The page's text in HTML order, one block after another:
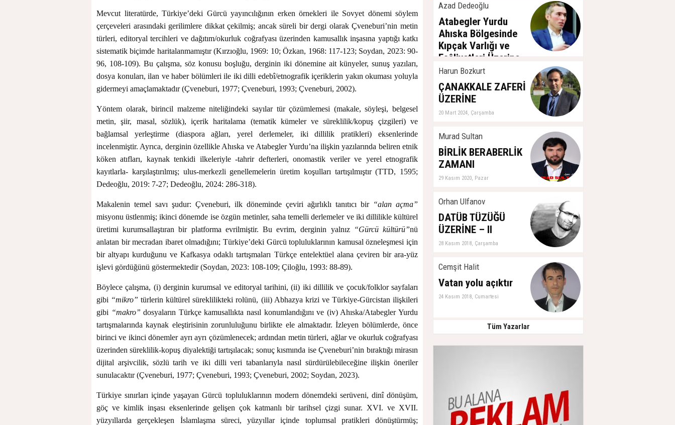
Mevcut literatürde, Türkiye’deki Gürcü yayıncılığının erken örnekleri ile Sovyet dönemi söylem
çerçeveleri arasındaki gerilimlere dikkat çekilmiş; ancak süreli bir dergi olarak Çveneburi’nin metin
türleri, editoryal tercihleri ve dağıtım/okurluk coğrafyası üzerinden kamusallık inşasına yaptığı katkı
sistematik biçimde haritalanmamıştır (Kırzıoğlu, 1969: 10; Özkan, 1968: 117-123; Soydan, 2023: 90-
96, 108-109). Bu çalışma, söz konusu boşluğu, derginin iki dönemine ait künyeler, sunuş yazıları,
dosya konuları, ilan ve haber bölümleri ile iki dilli edebî/etnografik içeriklerin yakın okuması yoluyla
gidermeyi amaçlamaktadır (Çveneburi, 1977; Çveneburi, 1993; Çveneburi, 2002).
Yöntem olarak, birincil malzeme niteliğindeki sayılar tür çözümlemesi (makale, söyleşi, belgesel
metin, şiir, masal, sözlük), içerik haritalama (tematik kümeler ve süreklilik/kopuş çizgileri) ve
bağlamsal yerleştirme (diaspora ağları, yerel derlemeler, iki dillilik pratikleri) eksenlerinde
incelenmiştir. Ayrıca, derginin özellikle Ahıska ve Atabegler Yurdu’na ilişkin yazılarında beliren etnik
köken atıfları, kaynak tenkidi ilkeleriyle -tahrir defterleri, onomastik veriler ve yerel etnografik
kayıtlarla- karşılaştırılmış; ulus-merkezli genellemelerin üretim koşulları tartışılmıştır (TTD, 1595;
Dedeoğlu, 2019: 7-27; Dedeoğlu, 2024: 286-318).
Makalenin temel savı şudur: Çveneburi, ilk döneminde çeviri ağırlıklı tanıtıcı bir “alan açma”
misyonu üstlenmiş; ikinci dönemde ise özgün metinler, saha temelli derlemeler ve iki dillilikle kültürel
üretimi kurumsallaştıran bir platforma evrilmiştir. Bu evrim, derginin yalnız “Gürcü kültürü”nü
anlatan bir mecradan ibaret olmadığını; Türkiye’deki Gürcü topluluklarının kamusal özneleşmesi için
bir altyapı kurduğunu ve Kafkasya odaklı tartışmaları Türkçe entelektüel alana çeviren bir ara-yüz
işlevi gördüğünü göstermektedir (Soydan, 2023: 108-109; Çiloğlu, 1993: 88-89).
Böylece çalışma, (i) derginin kurumsal ve editoryal tarihini, (ii) iki dillilik ve çocuk/folklor sayfaları
gibi “mikro” türlerin kültürel süreklilikteki rolünü, (iii) Abhazya krizi ve Türkiye-Gürcistan ilişkileri
gibi “makro” dosyaların Türkçe kamusallıkta nasıl konumlandığını ve (iv) Ahıska/Atabegler Yurdu
tartışmalarında kaynak eleştirisinin zorunluluğunu birlikte ele almaktadır. İzleyen bölümlerde, önce
birinci ve ikinci dönemler ayrı ayrı çözümlenecek; ardından metin türleri, ağlar ve okurluk coğrafyası
üzerinden süreklilik-kopuş diyalektiği tartışılacak; sonuç kısmında ise Çveneburi’nin bıraktığı mirasın
dijital arşivcilik, sözlü tarih ve iki dilli veri tabanlarıyla nasıl sürdürülebileceğine ilişkin öneriler
sunulacaktır (Çveneburi, 1977; Çveneburi, 1993; Çveneburi, 2002; Soydan, 2023).
Türkiye sınırları içinde yaşayan Gürcü topluluklarının modern dönemdeki serüveni, dinî dönüşüm,
göç ve kimlik inşası eksenlerinde gelişen çok katmanlı bir tarihsel çizgi sunar. XVI. ve XVII.
yüzyıllarda gerçekleşen İslamlaşma süreci, yüzyıllar içinde toplumsal pratikleri dönüştürmüş;
Azad Dedeoğlu
Atabegler Yurdu
Ahıska Bölgesinde
Kıpçak Varlığı ve
Faâliyetleri Üzerine
Kısa Bir
Değerlendirme
04 Şubat 2026, Çarşamba
Harun Bozkurt
ÇANAKKALE ZAFERİ
ÜZERİNE
20 Mart 2024, Çarşamba
Murad Sultan
BİRLİK BERABERLİK
ZAMANI
29 Kasım 2020, Pazar
Orhan Ulfanov
DATÜB TÜZÜĞÜ
ÜZERİNE – II
28 Kasım 2018, Çarşamba
Cemşit Halit
Vatan yolu açıktır
24 Kasım 2018, Cumartesi
Tüm Yazarlar